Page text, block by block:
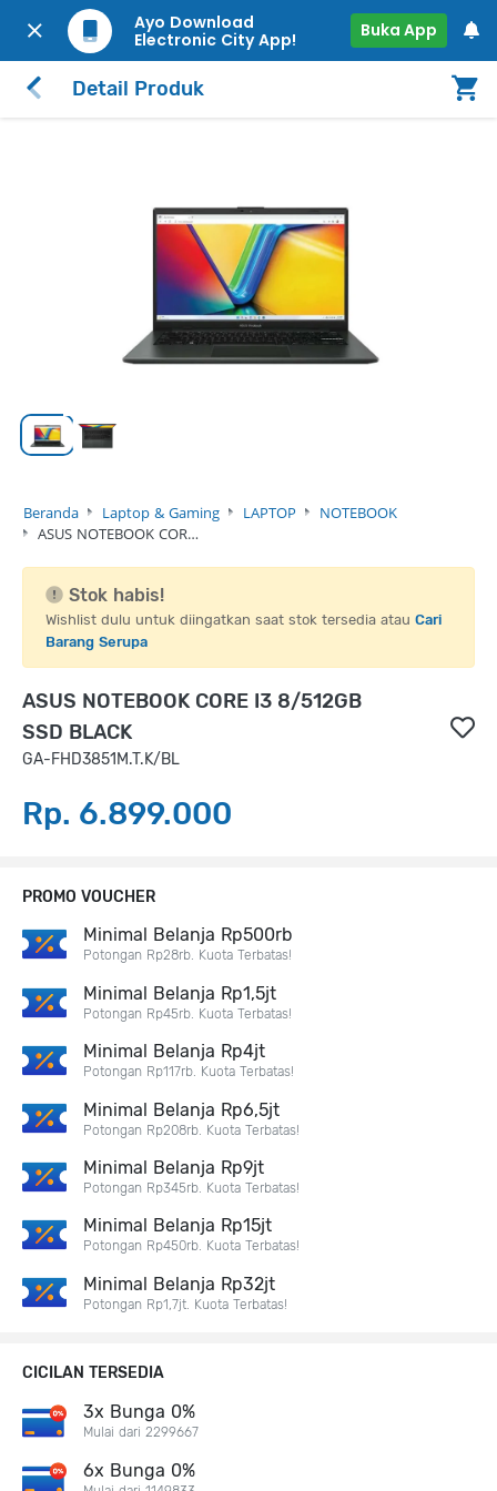
Ayo Download
Electronic City App!
Buka App
Detail Produk
Beranda Laptop & Gaming LAPTOP
NOTEBOOK
ASUS NOTEBOOK COR…
Stok habis!
Wishlist dulu untuk diingatkan saat stok tersedia atau Cari
Barang Serupa
ASUS NOTEBOOK CORE I3 8/512GB
SSD BLACK
GA-FHD3851M.T.K/BL
Rp. 6.899.000
PROMO VOUCHER
Minimal Belanja Rp500rb
Potongan Rp28rb. Kuota Terbatas!
Minimal Belanja Rp1,5jt
Potongan Rp45rb. Kuota Terbatas!
Minimal Belanja Rp4jt
Potongan Rp117rb. Kuota Terbatas!
Minimal Belanja Rp6,5jt
Potongan Rp208rb. Kuota Terbatas!
Minimal Belanja Rp9jt
Potongan Rp345rb. Kuota Terbatas!
Minimal Belanja Rp15jt
Potongan Rp450rb. Kuota Terbatas!
Minimal Belanja Rp32jt
Potongan Rp1,7jt. Kuota Terbatas!
CICILAN TERSEDIA
3x Bunga 0%
Mulai dari 2299667
6x Bunga 0%